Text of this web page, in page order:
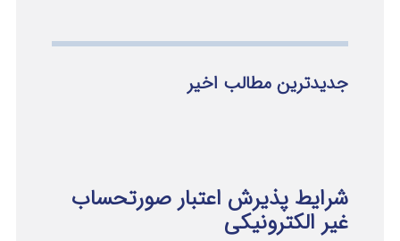
جدیدترین مطالب اخیر
شرایط پذیرش اعتبار صورتحساب
غیر الکترونیکی